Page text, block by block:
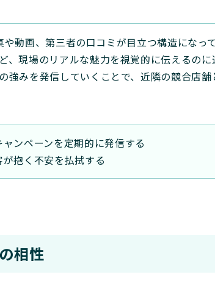
動画、第三者の口コミが目立つ構造になっ
現場のリアルな魅力を視覚的に伝えるのに
みを発信していくことで、近隣の競合店舗
ンペーンを定期的に発信する
抱く不安を払拭する
相性